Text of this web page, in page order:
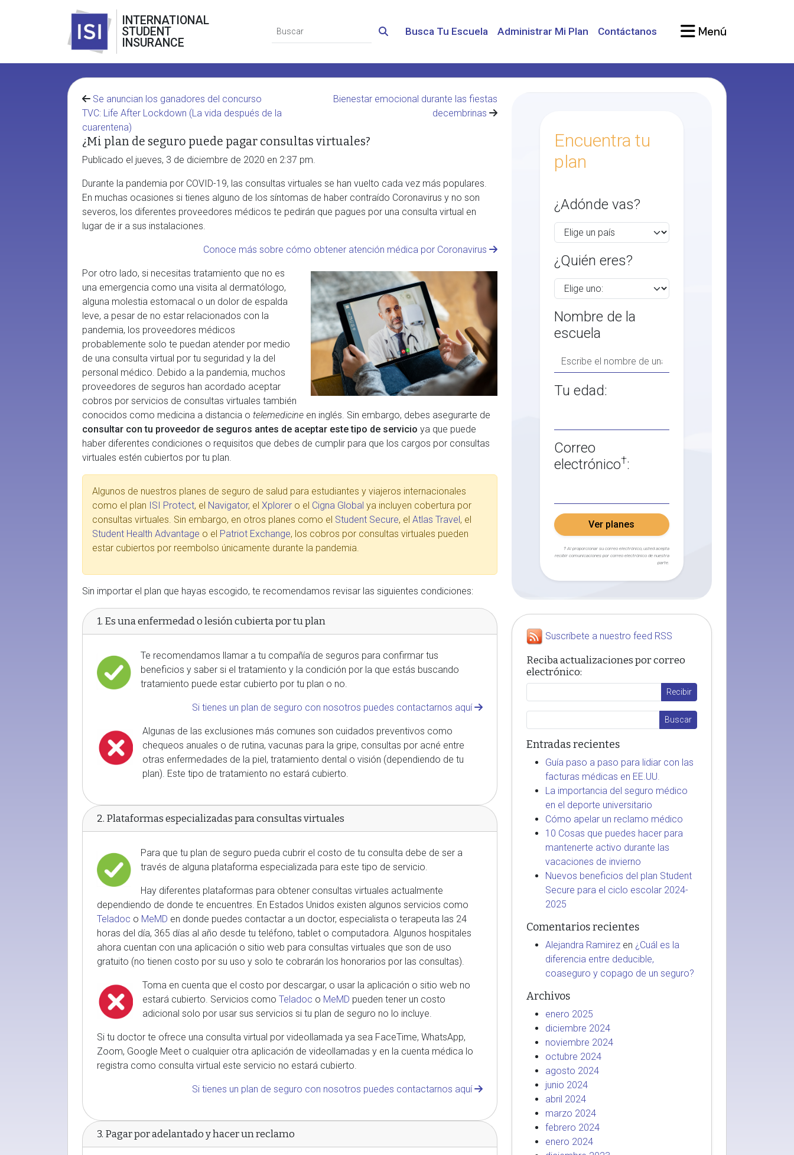
INTERNATIONAL
STUDENT
INSURANCE
Busca Tu Escuela Administrar Mi Plan Contáctanos Menú
Se anuncian los ganadores del concurso
TVC: Life After Lockdown (La vida después de la
cuarentena)
Bienestar emocional durante las fiestas
decembrinas
¿Mi plan de seguro puede pagar consultas virtuales?
Publicado el jueves, 3 de diciembre de 2020 en 2:37 pm.
Durante la pandemia por COVID-19, las consultas virtuales se han vuelto cada vez más populares.
En muchas ocasiones si tienes alguno de los síntomas de haber contraído Coronavirus y no son
severos, los diferentes proveedores médicos te pedirán que pagues por una consulta virtual en
lugar de ir a sus instalaciones.
Conoce más sobre cómo obtener atención médica por Coronavirus
Por otro lado, si necesitas tratamiento que no es
una emergencia como una visita al dermatólogo,
alguna molestia estomacal o un dolor de espalda
leve, a pesar de no estar relacionados con la
pandemia, los proveedores médicos
probablemente solo te puedan atender por medio
de una consulta virtual por tu seguridad y la del
personal médico. Debido a la pandemia, muchos
proveedores de seguros han acordado aceptar
cobros por servicios de consultas virtuales también
conocidos como medicina a distancia o telemedicine en inglés. Sin embargo, debes asegurarte de
consultar con tu proveedor de seguros antes de aceptar este tipo de servicio ya que puede
haber diferentes condiciones o requisitos que debes de cumplir para que los cargos por consultas
virtuales estén cubiertos por tu plan.
Algunos de nuestros planes de seguro de salud para estudiantes y viajeros internacionales
como el plan ISI Protect, el Navigator, el Xplorer o el Cigna Global ya incluyen cobertura por
consultas virtuales. Sin embargo, en otros planes como el Student Secure, el Atlas Travel, el
Student Health Advantage o el Patriot Exchange, los cobros por consultas virtuales pueden
estar cubiertos por reembolso únicamente durante la pandemia.
Sin importar el plan que hayas escogido, te recomendamos revisar las siguientes condiciones:
1. Es una enfermedad o lesión cubierta por tu plan
Te recomendamos llamar a tu compañía de seguros para confirmar tus
beneficios y saber si el tratamiento y la condición por la que estás buscando
tratamiento puede estar cubierto por tu plan o no.
Si tienes un plan de seguro con nosotros puedes contactarnos aquí
Algunas de las exclusiones más comunes son cuidados preventivos como
chequeos anuales o de rutina, vacunas para la gripe, consultas por acné entre
otras enfermedades de la piel, tratamiento dental o visión (dependiendo de tu
plan). Este tipo de tratamiento no estará cubierto.
2. Plataformas especializadas para consultas virtuales
Para que tu plan de seguro pueda cubrir el costo de tu consulta debe de ser a
través de alguna plataforma especializada para este tipo de servicio.
Hay diferentes plataformas para obtener consultas virtuales actualmente
dependiendo de donde te encuentres. En Estados Unidos existen algunos servicios como
Teladoc o MeMD en donde puedes contactar a un doctor, especialista o terapeuta las 24
horas del día, 365 días al año desde tu teléfono, tablet o computadora. Algunos hospitales
ahora cuentan con una aplicación o sitio web para consultas virtuales que son de uso
gratuito (no tienen costo por su uso y solo te cobrarán los honorarios por las consultas).
Toma en cuenta que el costo por descargar, o usar la aplicación o sitio web no
estará cubierto. Servicios como Teladoc o MeMD pueden tener un costo
adicional solo por usar sus servicios si tu plan de seguro no lo incluye.
Si tu doctor te ofrece una consulta virtual por videollamada ya sea FaceTime, WhatsApp,
Zoom, Google Meet o cualquier otra aplicación de videollamadas y en la cuenta médica lo
registra como consulta virtual este servicio no estará cubierto.
Si tienes un plan de seguro con nosotros puedes contactarnos aquí
3. Pagar por adelantado y hacer un reclamo
Encuentra tu
plan
¿Adónde vas?
¿Quién eres?
Nombre de la
escuela
Tu edad:
Correo
electrónico†:
Ver planes
† Al proporcionar su correo electrónico, usted acepta
recibir comunicaciones por correo electrónico de nuestra
parte.
Suscríbete a nuestro feed RSS
Reciba actualizaciones por correo
electrónico:
Entradas recientes
Guía paso a paso para lidiar con las
facturas médicas en EE.UU.
La importancia del seguro médico
en el deporte universitario
Cómo apelar un reclamo médico
10 Cosas que puedes hacer para
mantenerte activo durante las
vacaciones de invierno
Nuevos beneficios del plan Student
Secure para el ciclo escolar 2024-
2025
Comentarios recientes
Alejandra Ramirezen ¿Cuál es la
diferencia entre deducible,
coaseguro y copago de un seguro?
Archivos
enero 2025
diciembre 2024
noviembre 2024
octubre 2024
agosto 2024
junio 2024
abril 2024
marzo 2024
febrero 2024
enero 2024